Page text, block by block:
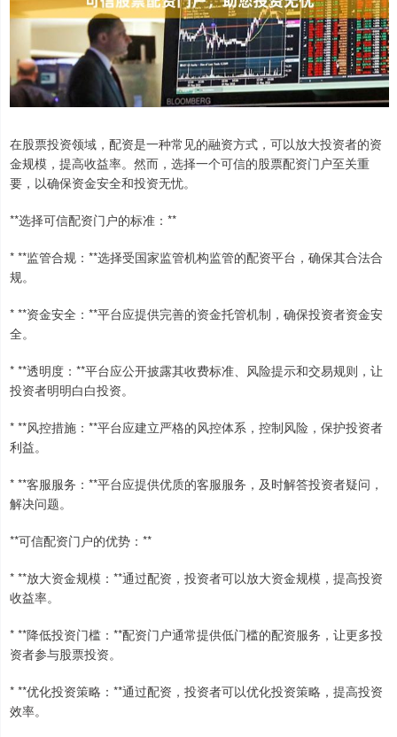
在股票投资领域，配资是一种常见的融资方式，可以放大投资者的资
金规模，提高收益率。然而，选择一个可信的股票配资门户至关重
要，以确保资金安全和投资无忧。
**选择可信配资门户的标准：**
* **监管合规：**选择受国家监管机构监管的配资平台，确保其合法合
规。
* **资金安全：**平台应提供完善的资金托管机制，确保投资者资金安
全。
* **透明度：**平台应公开披露其收费标准、风险提示和交易规则，让
投资者明明白白投资。
* **风控措施：**平台应建立严格的风控体系，控制风险，保护投资者
利益。
* **客服服务：**平台应提供优质的客服服务，及时解答投资者疑问，
解决问题。
**可信配资门户的优势：**
* **放大资金规模：**通过配资，投资者可以放大资金规模，提高投资
收益率。
* **降低投资门槛：**配资门户通常提供低门槛的配资服务，让更多投
资者参与股票投资。
* **优化投资策略：**通过配资，投资者可以优化投资策略，提高投资
效率。